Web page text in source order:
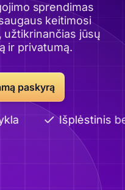
sprendimas
keitimosi
užtikrinančias jūsų
ir privatumą.
paskyrą
Išplėstinis